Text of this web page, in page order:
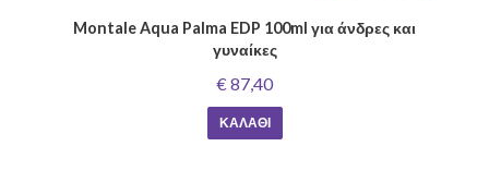
Montale Aqua Palma EDP 100ml για άνδρες και
γυναίκες
€ 87,40
ΚΑΛΆΘΙ